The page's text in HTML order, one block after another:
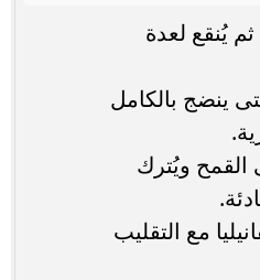
يُنقع لعدة
ينضج بالكامل
ويُترك
مع التقليب